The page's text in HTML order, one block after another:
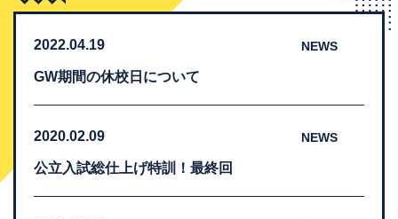
2022.04.19 NEWS
GW期間の休校日について
2020.02.09 NEWS
公立入試総仕上げ特訓！最終回